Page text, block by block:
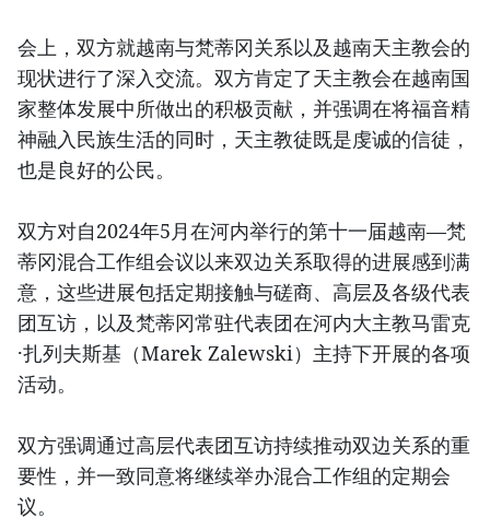
会上，双方就越南与梵蒂冈关系以及越南天主教会的
现状进行了深入交流。双方肯定了天主教会在越南国
家整体发展中所做出的积极贡献，并强调在将福音精
神融入民族生活的同时，天主教徒既是虔诚的信徒，
也是良好的公民。
双方对自2024年5月在河内举行的第十一届越南—梵
蒂冈混合工作组会议以来双边关系取得的进展感到满
意，这些进展包括定期接触与磋商、高层及各级代表
团互访，以及梵蒂冈常驻代表团在河内大主教马雷克
·扎列夫斯基（Marek Zalewski）主持下开展的各项
活动。
双方强调通过高层代表团互访持续推动双边关系的重
要性，并一致同意将继续举办混合工作组的定期会
议。